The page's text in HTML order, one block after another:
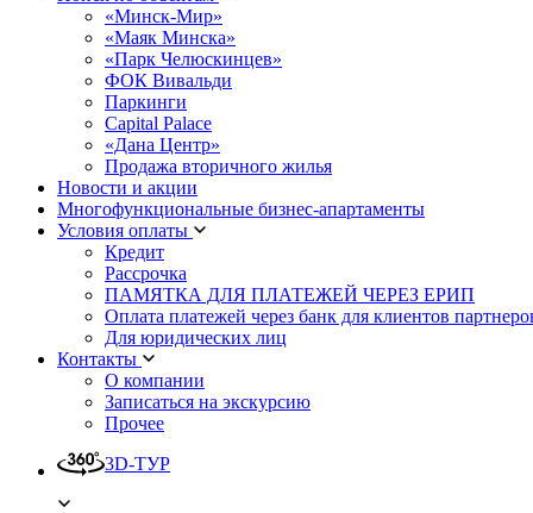
«Минск-Мир»
«Маяк Минска»
«Парк Челюскинцев»
ФОК Вивальди
Паркинги
Capital Palace
«Дана Центр»
Продажа вторичного жилья
Новости и акции
Многофункциональные бизнес-апартаменты
Условия оплаты
Кредит
Рассрочка
ПАМЯТКА ДЛЯ ПЛАТЕЖЕЙ ЧЕРЕЗ ЕРИП
Оплата платежей через банк для клиентов
Для юридических лиц
Контакты
О компании
Записаться на экскурсию
Прочее
3D-ТУР